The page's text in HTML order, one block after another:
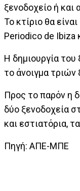
ξενοδοχείο ή
Το κτίριο θα
Periodico de Ibiza
Η δημιουργία του
το άνοιγμα
Προς το παρόν η
δύο ξενοδοχεία
και εστιατόρια,
Πηγή: ΑΠΕ-ΜΠΕ